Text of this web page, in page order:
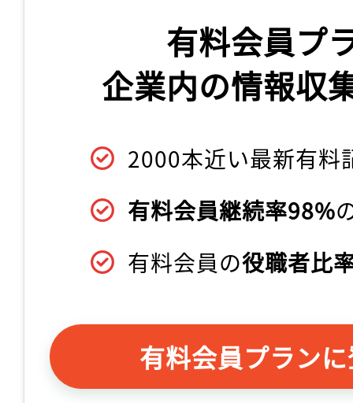
有料会員プ
企業内の情報収
2000本近い最新有料
有料会員継続率98%
有料会員の役職者比
有料会員プラン